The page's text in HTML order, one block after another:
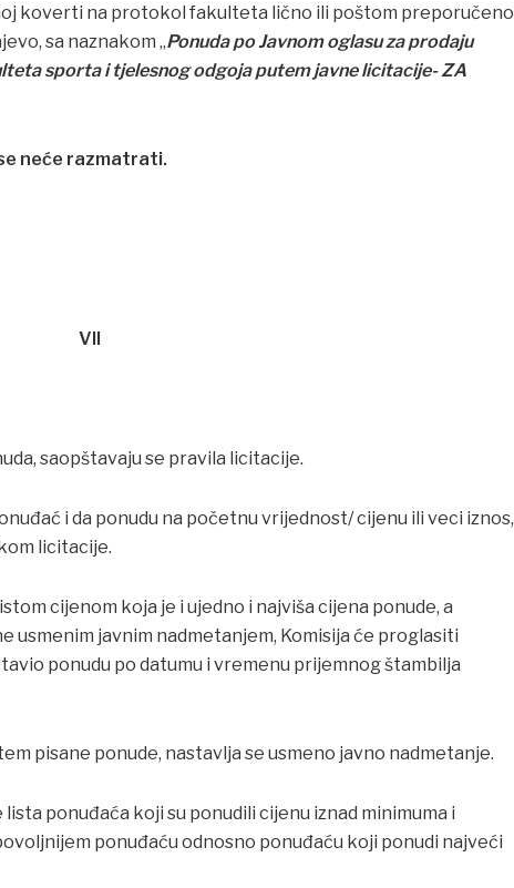
koverti na protokol fakulteta lično ili poštom preporučeno
sa naznakom „Ponuda po Javnom oglasu za prodaju
sporta i tjelesnog odgoja putem javne licitacije- ZA
neće razmatrati.
VII
saopštavaju se pravila licitacije.
i da ponudu na početnu vrijednost/ cijenu ili veci iznos,
licitacije.
cijenom koja je i ujedno i najviša cijena ponude, a
usmenim javnim nadmetanjem, Komisija će proglasiti
ponudu po datumu i vremenu prijemnog štambilja
pisane ponude, nastavlja se usmeno javno nadmetanje.
ponuđaća koji su ponudili cijenu iznad minimuma i
ponuđaću odnosno ponuđaću koji ponudi najveći